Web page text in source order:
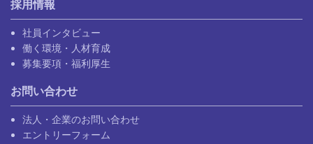
採用情報
社員インタビュー
働く環境・人材育成
募集要項・福利厚生
お問い合わせ
法人・企業のお問い合わせ
エントリーフォーム